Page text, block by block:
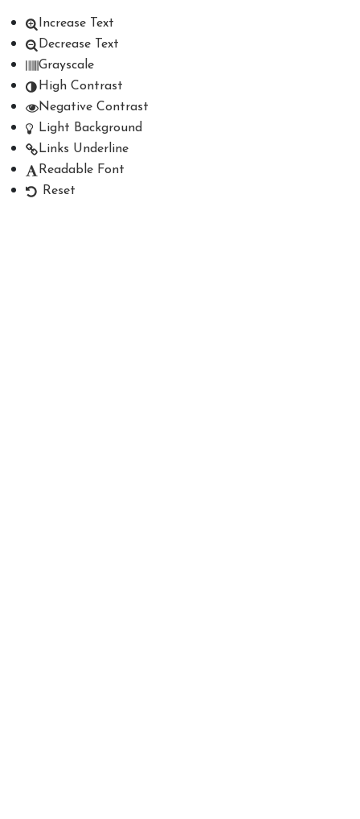
Increase Text
Decrease Text
Grayscale
High Contrast
Negative Contrast
Light Background
Links Underline
Readable Font
Reset